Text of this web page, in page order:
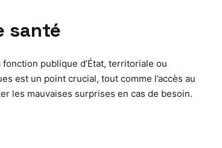
santé
publique d’État, territoriale ou
est un point crucial, tout comme l’accès au
les mauvaises surprises en cas de besoin.